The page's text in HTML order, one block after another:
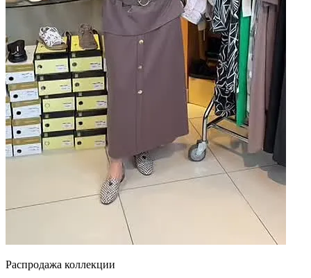
Распродажа коллекции